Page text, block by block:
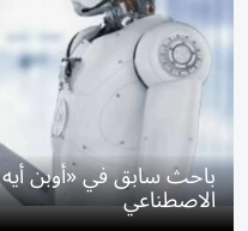
باحث سابق في «أوبن
الاصطناعي